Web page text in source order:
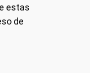
estas
de